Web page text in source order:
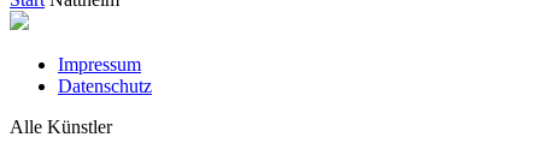
Impressum
Datenschutz
Alle Künstler